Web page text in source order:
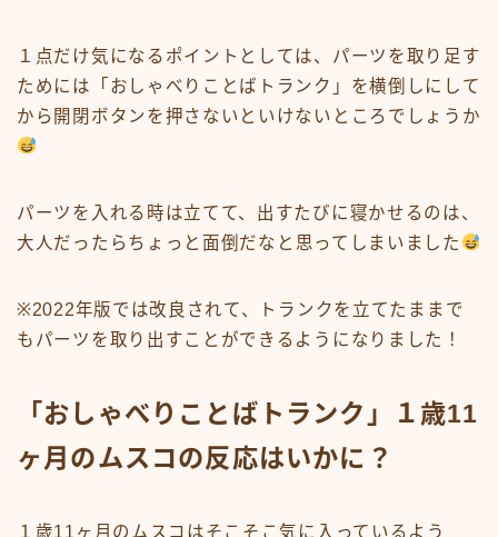
１点だけ気になるポイントとしては、 パーツを取り足す
ためには「おしゃべりことばトランク」を横倒しにして
から開閉ボタンを押さないといけない ところでしょうか
パーツを入れる時は立てて、出すたびに寝かせるのは、
大人だったらちょっと面倒だな と思ってしまいました
※2022年版では改良されて、トランクを立てたままで
もパーツを取り出すことができるようになりました！
「おしゃべりことばトランク」１歳11
ヶ月のムスコの反応はいかに？
１歳11ヶ月のムスコはそこそこ気に入っているよう